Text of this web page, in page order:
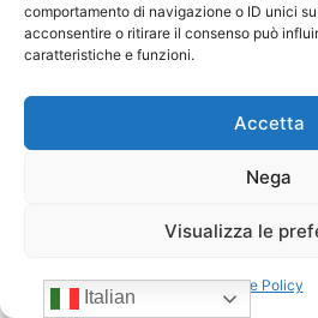
comportamento di navigazione o ID unici
acconsentire o ritirare il consenso può
caratteristiche e funzioni.
Accetta
Nega
Visualizza le
Cookie Policy
Iperammortamento
associati
Italian